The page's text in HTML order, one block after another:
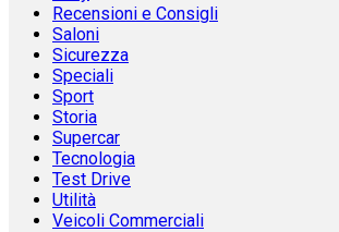
Recensioni e Consigli
Saloni
Sicurezza
Speciali
Sport
Storia
Supercar
Tecnologia
Test Drive
Utilità
Veicoli Commerciali